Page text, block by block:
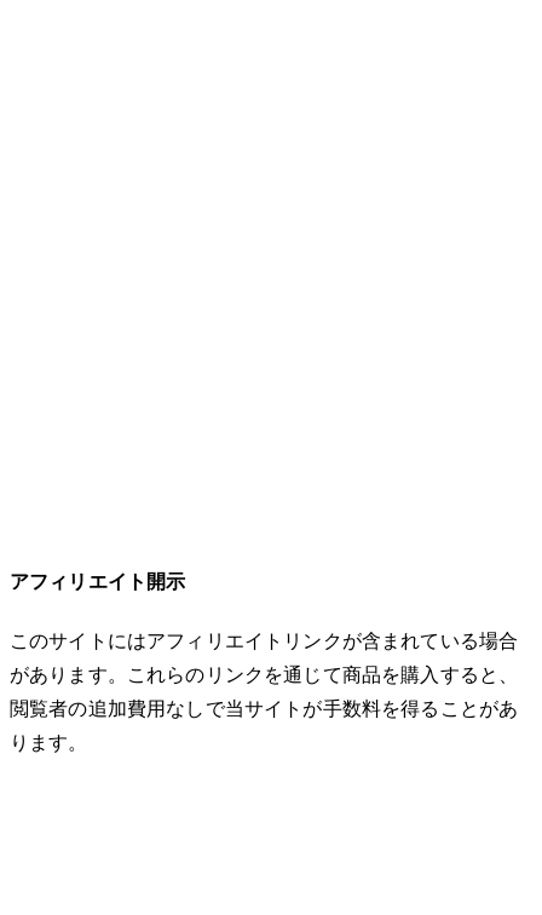
アフィリエイト開示
このサイトにはアフィリエイトリンクが含まれている場合
があります。これらのリンクを通じて商品を購入すると、
閲覧者の追加費用なしで当サイトが手数料を得ることがあ
ります。